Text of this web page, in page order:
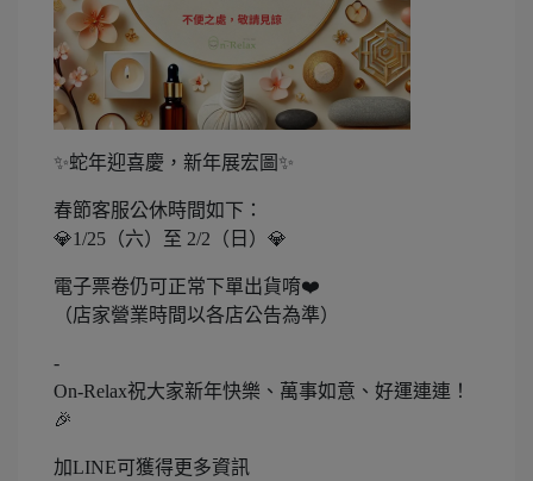
✨蛇年迎喜慶，新年展宏圖✨
春節客服公休時間如下：
💎1/25（六）至 2/2（日）💎
電子票卷仍可正常下單出貨唷❤️
（店家營業時間以各店公告為準）
-
On-Relax祝大家新年快樂、萬事如意、好運連連！
🎉
加LINE可獲得更多資訊